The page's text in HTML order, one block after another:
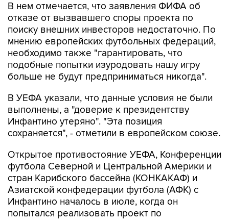
В нем отмечается, что заявления ФИФА об
отказе от вызвавшего споры проекта по
поиску внешних инвесторов недостаточно. По
мнению европейских футбольных федераций,
необходимо также "гарантировать, что
подобные попытки изуродовать нашу игру
больше не будут предприниматься никогда".
В УЕФА указали, что данные условия не были
выполнены, а "доверие к президентству
Инфантино утеряно". "Эта позиция
сохраняется", - отметили в европейском союзе.
Открытое противостояние УЕФА, Конференции
футбола Северной и Центральной Америки и
стран Карибского бассейна (КОНКАКАФ) и
Азиатской конфедерации футбола (АФК) с
Инфантино началось в июле, когда он
попытался реализовать проект по